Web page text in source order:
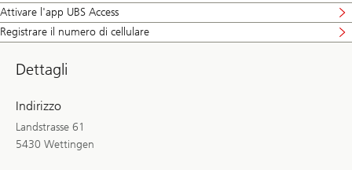
Attivare l'app UBS Access
Registrare il numero di cellulare
Dettagli
Indirizzo
Landstrasse 61
5430 Wettingen